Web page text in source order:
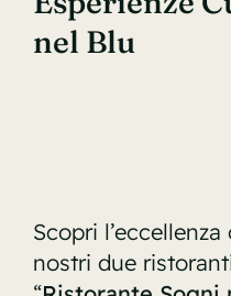
Contatti
nel Blu
Scopri
nostri due